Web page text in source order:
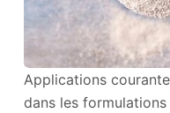
Applications
dans les